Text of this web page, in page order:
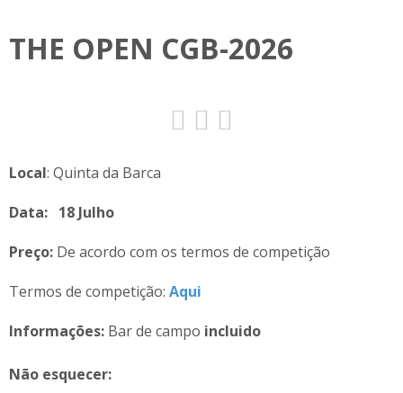
THE OPEN CGB-2026
Local: Quinta da Barca
Data: 18 Julho
Preço: De acordo com os termos de competição
Termos de competição: Aqui
Informações: Bar de campo incluido
Não esquecer: